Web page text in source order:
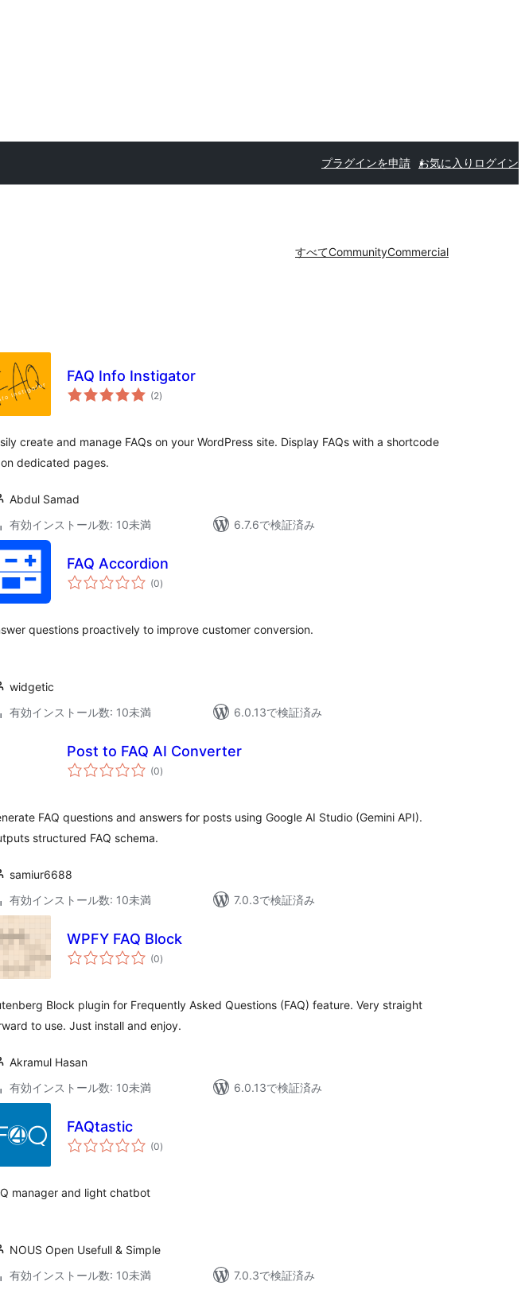
プラグインを申請 お気に入り ログイン
すべてCommunityCommercial
FAQ Info Instigator
(2個
の)
create and manage FAQs on your WordPress site. Display FAQs with a shortcode
dedicated pages.
Abdul Samad
有効インストール数: 10未満
6.7.6で検証済み
FAQ Accordion
(0個
の)
questions proactively to improve customer conversion.
widgetic
有効インストール数: 10未満
6.0.13で検証済み
Post to FAQ AI Converter
(0個
の)
FAQ questions and answers for posts using Google AI Studio (Gemini API).
structured FAQ schema.
samiur6688
有効インストール数: 10未満
7.0.3で検証済み
WPFY FAQ Block
(0個
の)
Block plugin for Frequently Asked Questions (FAQ) feature. Very straight
to use. Just install and enjoy.
Akramul Hasan
有効インストール数: 10未満
6.0.13で検証済み
FAQtastic
(0個
の)
manager and light chatbot
NOUS Open Usefull & Simple
有効インストール数: 10未満
7.0.3で検証済み